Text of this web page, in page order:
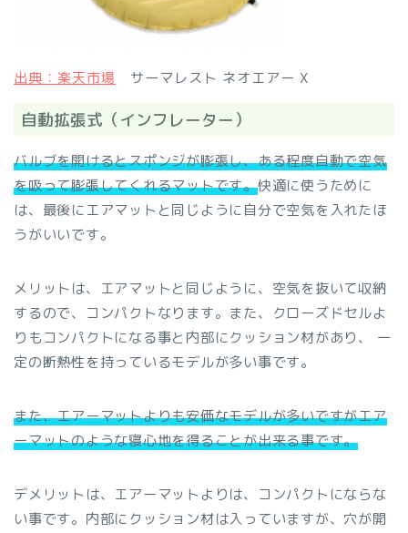
出典：楽天市場 サーマレスト ネオエアー X
自動拡張式（インフレーター）
バルブを開けるとスポンジが膨張し、ある程度自動で空気
を吸って膨張してくれるマットです。快適に使うために
は、最後にエアマットと同じように自分で空気を入れたほ
うがいいです。
メリットは、エアマットと同じように、空気を抜いて収納
するので、コンパクトなります。また、クローズドセルよ
りもコンパクトになる事と内部にクッション材があり、 一
定の断熱性を持っているモデルが多い事です。
また、エアーマットよりも安価なモデルが多いですがエア
ーマットのような寝心地を得ることが出来る事です。
デメリットは、エアーマットよりは、コンパクトにならな
い事です。内部にクッション材は入っていますが、穴が開